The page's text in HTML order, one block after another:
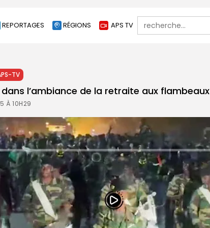
REPORTAGES RÉGIONS APS TV
Search
for:
TV
l’ambiance de la retraite aux flambeaux
À 10H29